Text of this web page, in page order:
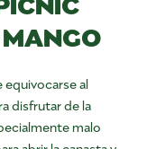
equivocarse al
disfrutar de la
malo